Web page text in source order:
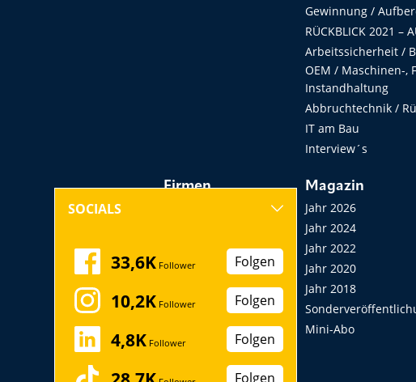
Gewinnung /
RÜCKBLICK 2021 –
Arbeitssicherheit /
OEM / Maschinen-,
Instandhaltung
Abbruchtechnik /
IT am Bau
Interview´s
Firmen
Messen, Seminare,
Kongresse
Startup
Magazin
Jahr 2026
Jahr 2024
Jahr 2022
Jahr 2020
Jahr 2018
Mini-Abo
SOCIALS
33,6K Follower Folgen
10,2K Follower Folgen
4,8K Follower Folgen
Folgen